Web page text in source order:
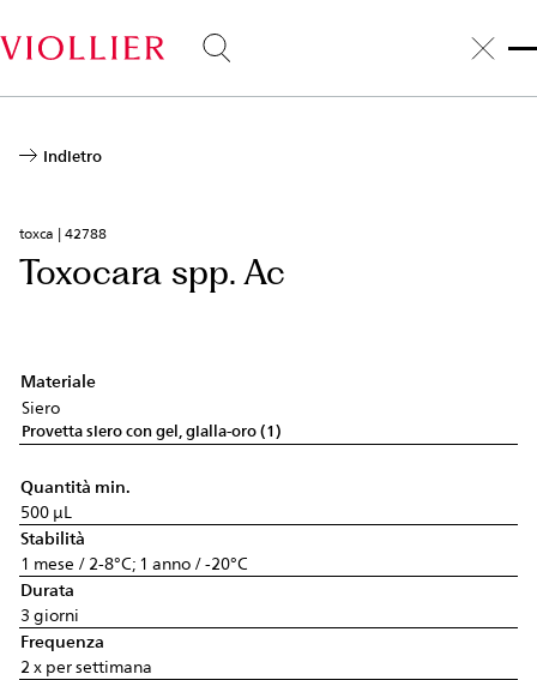
al
contenuto
Indietro
toxca | 42788
Toxocara spp. Ac
Materiale
Siero
Provetta siero con gel, gialla-oro (1)
Quantità min.
500 µL
Stabilità
1 mese / 2-8°C; 1 anno / -20°C
Durata
3 giorni
Frequenza
2 x per settimana